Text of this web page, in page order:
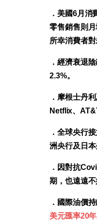
．美國6月
零售銷售則
所幸消費者
．經濟衰退
2.3%。
．摩根士丹
Netflix、
．全球央行
洲央行及日
．因對抗
期，也遠遠不
．國際油價
美元匯率20